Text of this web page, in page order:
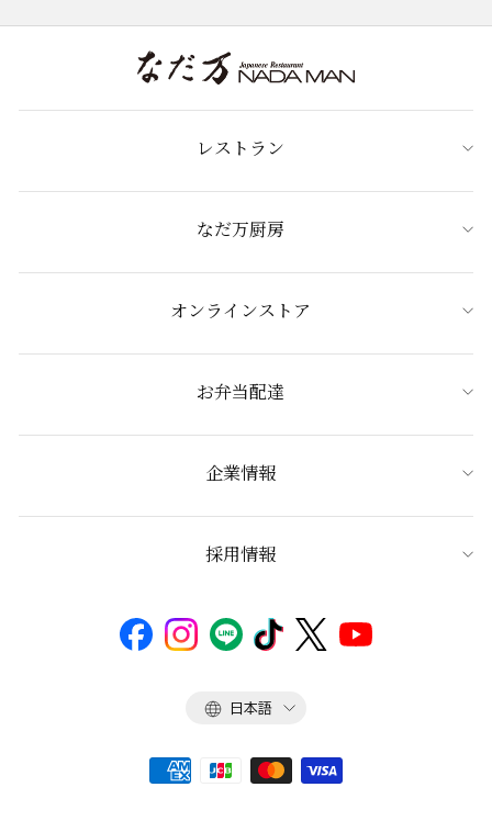
レストラン
なだ万厨房
オンラインストア
お弁当配達
企業情報
採用情報
言
日本語